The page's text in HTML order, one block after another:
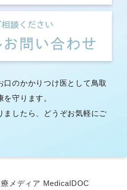
口のかかりつけ医として鳥取
守ります。
ましたら、どうぞお気軽にご